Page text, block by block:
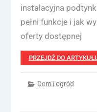
instalacyjna
pełni funkcje i jak
oferty dostępnej
PRZEJDŹ DO
Dom i ogród